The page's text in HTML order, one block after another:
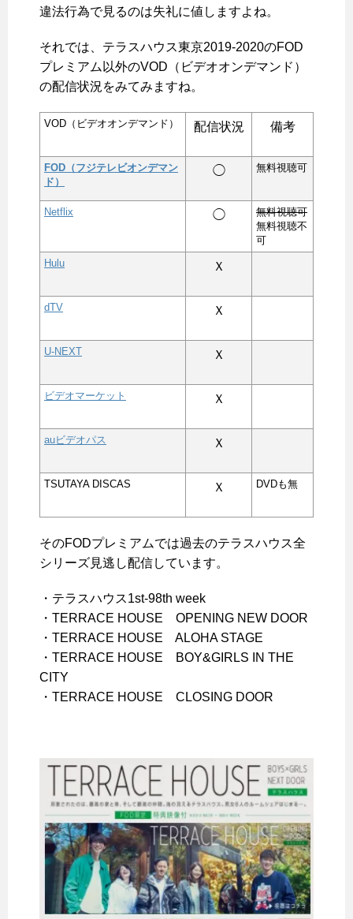
違法行為で見るのは失礼に値しますよね。
それでは、テラスハウス東京2019-2020のFOD
プレミアム以外のVOD（ビデオオンデマンド）
の配信状況をみてみますね。
VOD（ビデオオンデマンド） 配信状況 備考
FOD（フジテレビオンデマン
ド）
◯ 無料視聴可
Netflix ◯
無料視聴可
無料視聴不
可
Hulu
Ｘ
dTV Ｘ
U-NEXT Ｘ
ビデオマーケット Ｘ
auビデオパス Ｘ
TSUTAYA DISCAS Ｘ DVDも無
そのFODプレミアムでは過去のテラスハウス全
シリーズ見逃し配信しています。
・テラスハウス1st-98th week
・TERRACE HOUSE OPENING NEW DOOR
・TERRACE HOUSE ALOHA STAGE
・TERRACE HOUSE BOY&GIRLS IN THE
CITY
・TERRACE HOUSE CLOSING DOOR